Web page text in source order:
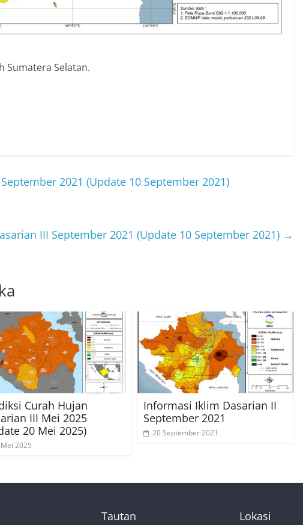
Sumatera Selatan.
2021 (Update 10 September 2021)
III September 2021 (Update 10 September 2021) →
Curah Hujan
III Mei 2025
20 Mei 2025)
2025
Informasi Iklim Dasarian II
September 2021
20 September 2021
Tautan Lokasi